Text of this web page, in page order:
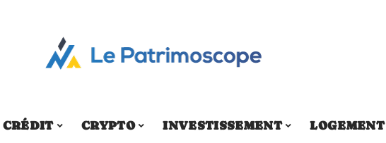
CRÉDIT CRYPTO INVESTISSEMENT LOGEMENT